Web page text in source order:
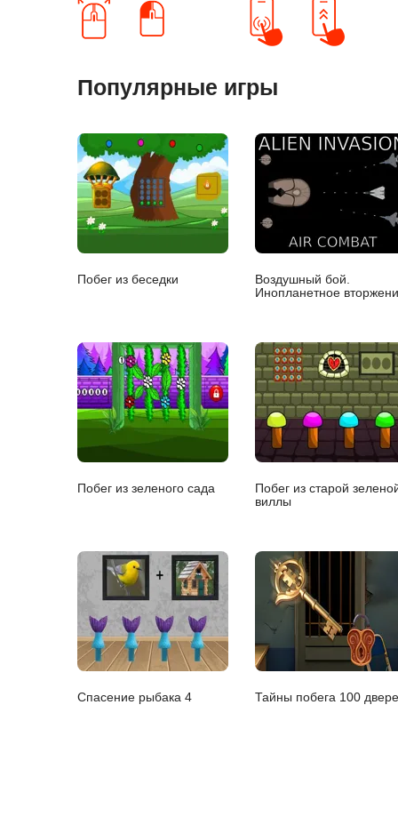
Популярные игры
Побег из беседки
Воздушный бой.
Инопланетное
Побег из зеленого сада
Побег из старой
виллы
Спасение рыбака 4 Тайны побега 100